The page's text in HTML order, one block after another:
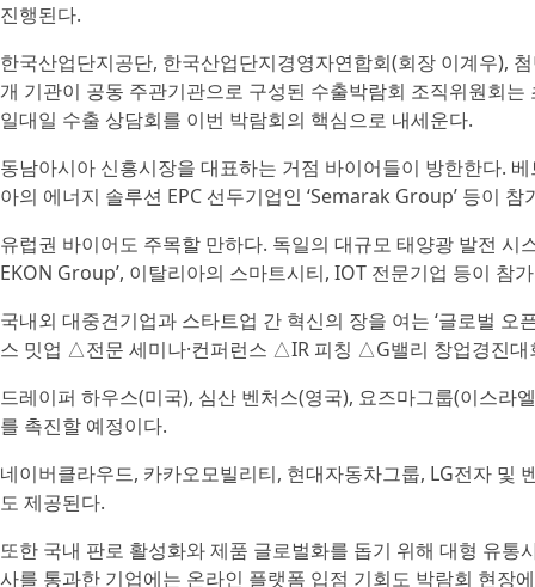
진행된다.
한국산업단지공단, 한국산업단지경영자연합회(회장 이계우),
개 기관이 공동 주관기관으로 구성된 수출박람회 조직위원회
일대일 수출 상담회를 이번 박람회의 핵심으로 내세운다.
동남아시아 신흥시장을 대표하는 거점 바이어들이 방한한다.
아의 에너지 솔루션 EPC 선두기업인 ‘Semarak Group’ 등이 참
유럽권 바이어도 주목할 만하다. 독일의 대규모 태양광 발전 시
EKON Group’, 이탈리아의 스마트시티, IOT 전문기업 등이 참
국내외 대중견기업과 스타트업 간 혁신의 장을 여는 ‘글로벌
스 밋업 △전문 세미나·컨퍼런스 △IR 피칭 △G밸리 창업경진대
드레이퍼 하우스(미국), 심산 벤처스(영국), 요즈마그룹(이스라
를 촉진할 예정이다.
네이버클라우드, 카카오모빌리티, 현대자동차그룹, LG전자 및
도 제공된다.
또한 국내 판로 활성화와 제품 글로벌화를 돕기 위해 대형 유
사를 통과한 기업에는 온라인 플랫폼 입점 기회도 박람회 현장